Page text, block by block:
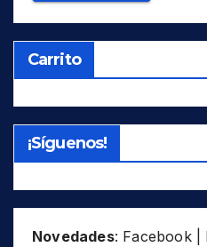
Carrito
¡Síguenos!
Novedades: Facebook|